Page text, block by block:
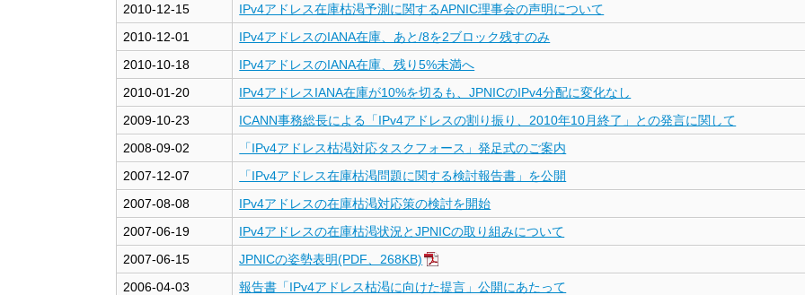
2010-12-15
IPv4アドレス在庫枯渇予測に関するAPNIC理事会の声明について
2010-12-01
IPv4アドレスのIANA在庫、あと/8を2ブロック残すのみ
2010-10-18
IPv4アドレスのIANA在庫、残り5%未満へ
2010-01-20
IPv4アドレスIANA在庫が10%を切るも、JPNICのIPv4分配に変化なし
2009-10-23
ICANN事務総長による「IPv4アドレスの割り振り、2010年10月終了」との発言に関して
2008-09-02
「IPv4アドレス枯渇対応タスクフォース」発足式のご案内
2007-12-07
「IPv4アドレス在庫枯渇問題に関する検討報告書」を公開
2007-08-08
IPv4アドレスの在庫枯渇対応策の検討を開始
2007-06-19
IPv4アドレスの在庫枯渇状況とJPNICの取り組みについて
2007-06-15
JPNICの姿勢表明(PDF、268KB)
2006-04-03
報告書「IPv4アドレス枯渇に向けた提言」公開にあたって